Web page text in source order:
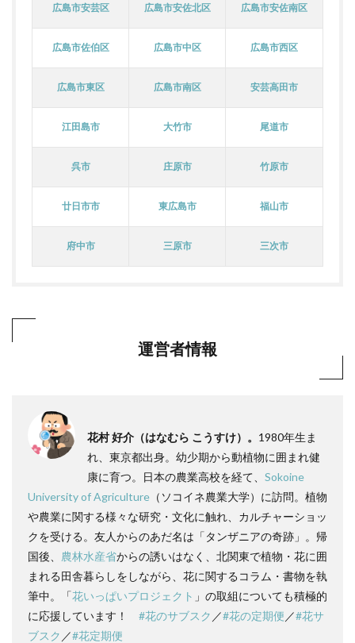
広島市安芸区 広島市安佐北区 広島市安佐南区
広島市佐伯区 広島市中区 広島市西区
広島市東区 広島市南区 安芸高田市
江田島市 大竹市 尾道市
呉市 庄原市 竹原市
廿日市市 東広島市 福山市
府中市 三原市 三次市
運営者情報
花村 好介（はなむら こうすけ）。 1980年生ま
れ、東京都出身。幼少期から動植物に囲まれ健
康に育つ。日本の農業高校を経て、 Sokoine
University of Agriculture （ソコイネ農業大学）に訪問。植物
や農業に関する様々な研究・文化に触れ、カルチャーショッ
クを受ける。友人からのあだ名は「タンザニアの奇跡」。帰
国後、 農林水産省からの誘いはなく、北関東で植物・花に囲
まれる田舎暮らしをしながら、花に関するコラム・書物を執
筆中。「花いっぱいプロジェクト 」の取組についても積極的
に応援しています！ #花のサブスク ／#花の定期便 ／#花サ
ブスク ／#花定期便